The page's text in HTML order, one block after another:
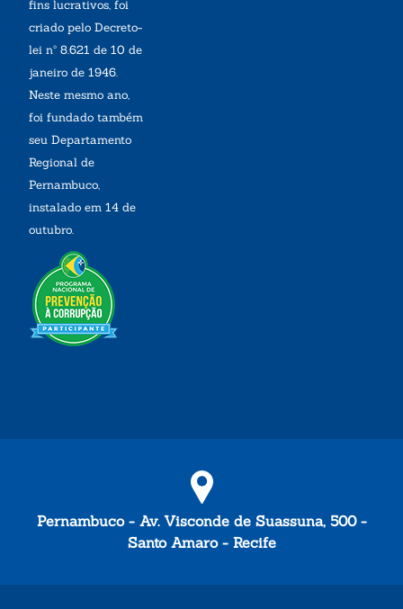
fins lucrativos, foi
criado pelo Decreto-
lei nº 8.621 de 10 de
janeiro de 1946.
Neste mesmo ano,
foi fundado também
seu Departamento
Regional de
Pernambuco,
instalado em 14 de
outubro.
Pernambuco - Av. Visconde de Suassuna, 500 -
Santo Amaro - Recife